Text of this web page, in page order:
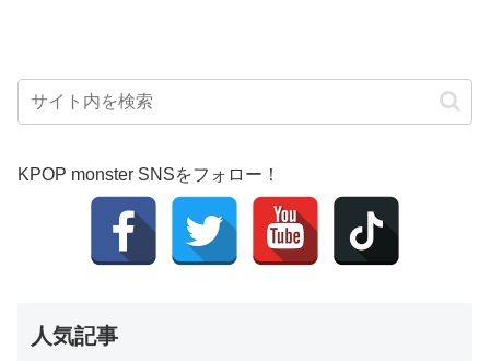
KPOP monster SNSをフォロー！
人気記事